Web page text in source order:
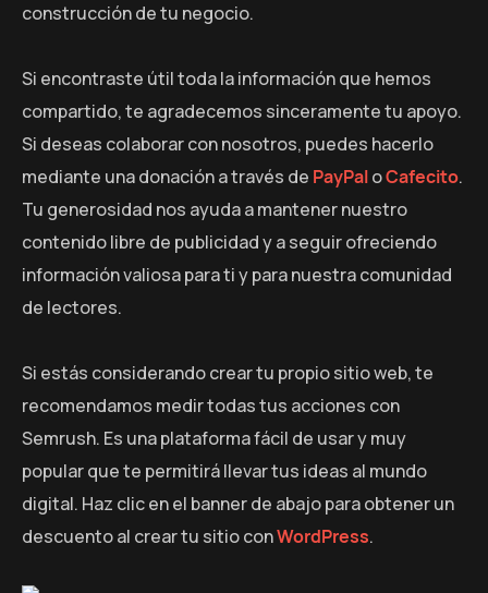
construcción de tu negocio.
Si encontraste útil toda la información que hemos
compartido, te agradecemos sinceramente tu apoyo.
Si deseas colaborar con nosotros, puedes hacerlo
mediante una donación a través de PayPaloCafecito.
Tu generosidad nos ayuda a mantener nuestro
contenido libre de publicidad y a seguir ofreciendo
información valiosa para ti y para nuestra comunidad
de lectores.
Si estás considerando crear tu propio sitio web, te
recomendamos medir todas tus acciones con
Semrush. Es una plataforma fácil de usar y muy
popular que te permitirá llevar tus ideas al mundo
digital. Haz clic en el banner de abajo para obtener un
descuento al crear tu sitio conWordPress.